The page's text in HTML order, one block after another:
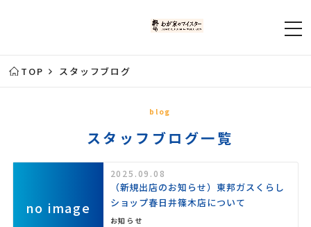
TOP スタッフブログ
blog
スタッフブログ一覧
no image
2025.09.08
（新規出店のお知らせ）東邦ガスくらし
ショップ春日井篠木店について
お知らせ